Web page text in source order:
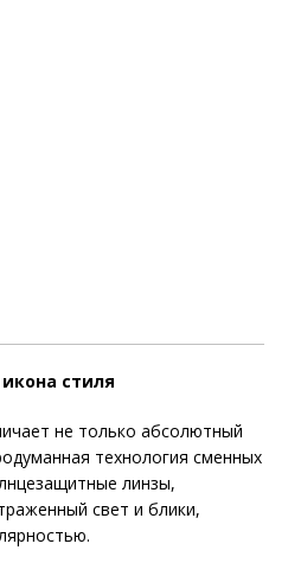
икона стиля
не только абсолютный
технология сменных
линзы,
свет и блики,